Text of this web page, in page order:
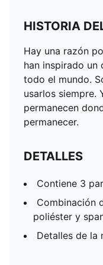
HISTORIA
Hay una razón
han inspirado
todo el mundo.
usarlos siempre.
permanecen
permanecer.
DETALLES
Contiene 3
Combinación
poliéster y
Detalles de la